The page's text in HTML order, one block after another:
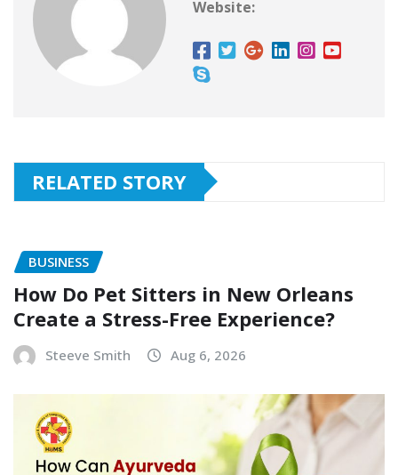
Website:
RELATED STORY
BUSINESS
How Do Pet Sitters in New Orleans
Create a Stress-Free Experience?
Steeve Smith Aug 6, 2026